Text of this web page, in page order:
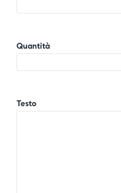
Quantità
Testo